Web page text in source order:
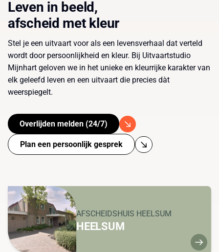
Leven in beeld,
afscheid met kleur
Stel je een uitvaart voor als een levensverhaal dat verteld
wordt door persoonlijkheid en kleur. Bij Uitvaartstudio
Mijnhart geloven we in het unieke en kleurrijke karakter van
elk geleefd leven en een uitvaart die precies dàt
weerspiegelt.
Overlijden melden (24/7)
Plan een persoonlijk gesprek
AFSCHEIDSHUIS HEELSUM
HEELSUM